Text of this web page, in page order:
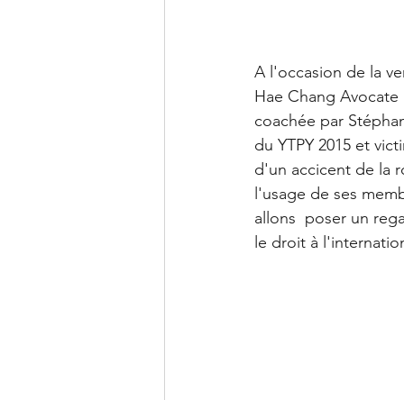
A l'occasion de la
Hae Chang
coachée par
du YTPY 2015 et
d'un accicent de la
l'usage de ses
allons  poser un
le droit à